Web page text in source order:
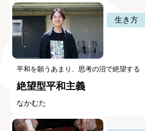
生き方
平和を願うあまり、思考の沼で絶望する
絶望型平和主義
なかむた